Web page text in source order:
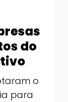
do
o
para